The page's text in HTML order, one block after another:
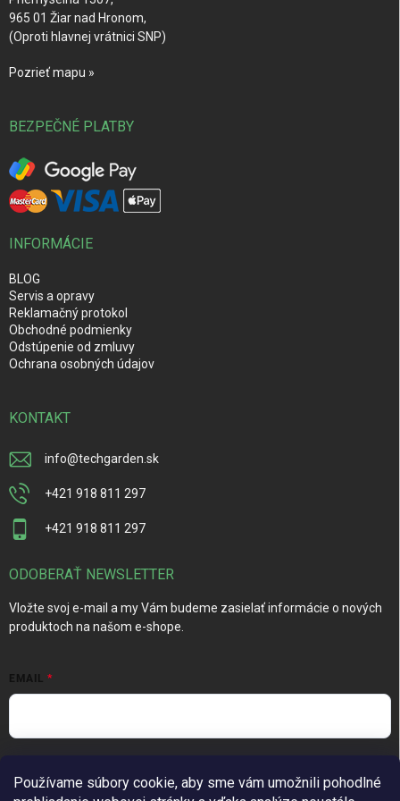
Používame súbory cookie, aby sme vám umožnili pohodlné
965 01 Žiar nad Hronom,
(Oproti hlavnej vrátnici SNP)
Pozrieť mapu »
BEZPEČNÉ PLATBY
INFORMÁCIE
BLOG
Servis a opravy
Reklamačný protokol
Obchodné podmienky
Odstúpenie od zmluvy
Ochrana osobných údajov
KONTAKT
info@techgarden.sk
+421 918 811 297
+421 918 811 297
ODOBERAŤ NEWSLETTER
Vložte svoj e-mail a my Vám budeme zasielať informácie o nových
produktoch na našom e-shope.
EMAIL
údajov